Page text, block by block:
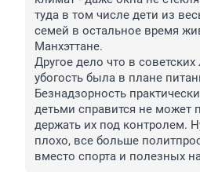
туда в том числе дети из
семей в остальное время
Манхэттане.
Другое дело что в советских
убогость была в плане
Безнадзорность
детьми справится не может
держать их под контролем.
плохо, все больше
вместо спорта и полезных